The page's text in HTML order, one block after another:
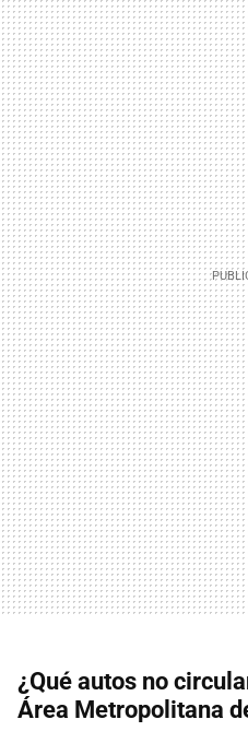
¿Qué autos no
Área Metropolitana